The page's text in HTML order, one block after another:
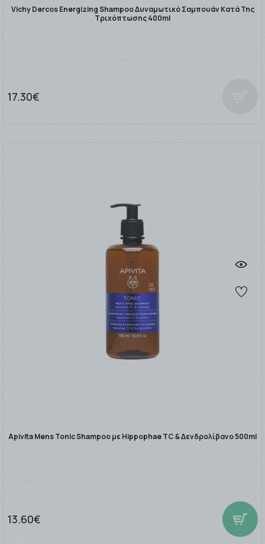
Vichy Dercos Energizing Shampoo Δυναμωτικό Σαμπουάν Κατά Της
Τριχόπτωσης 400ml
17.30€
Apivita Mens Tonic Shampoo με Hippophae TC & Δενδρολίβανο 500ml
13.60€